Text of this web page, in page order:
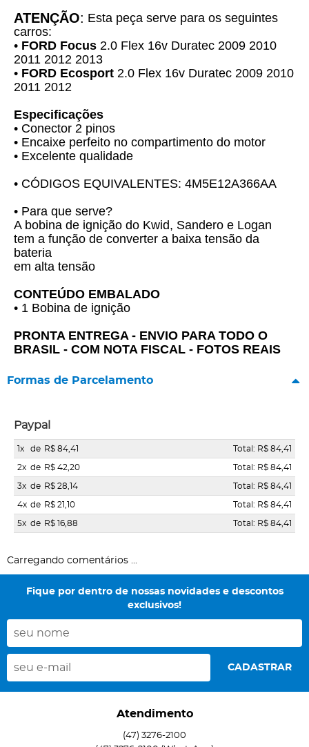
ATENÇÃO: Esta peça serve para os seguintes
carros:
• FORD Focus 2.0 Flex 16v Duratec 2009 2010
2011 2012 2013
• FORD Ecosport 2.0 Flex 16v Duratec 2009 2010
2011 2012
Especificações
• Conector 2 pinos
• Encaixe perfeito no compartimento do motor
• Excelente qualidade
• CÓDIGOS EQUIVALENTES: 4M5E12A366AA
• Para que serve?
A bobina de ignição do Kwid, Sandero e Logan
tem a função de converter a baixa tensão da
bateria
em alta tensão
CONTEÚDO EMBALADO
• 1 Bobina de ignição
PRONTA ENTREGA - ENVIO PARA TODO O
BRASIL - COM NOTA FISCAL - FOTOS REAIS
Formas de Parcelamento
Paypal
1x de R$ 84,41 Total: R$ 84,41
2x de R$ 42,20 Total: R$ 84,41
3x de R$ 28,14 Total: R$ 84,41
4x de R$ 21,10 Total: R$ 84,41
5x de R$ 16,88 Total: R$ 84,41
Carregando comentários ...
Fique por dentro de nossas novidades e descontos
exclusivos!
CADASTRAR
Atendimento
(47) 3276-2100